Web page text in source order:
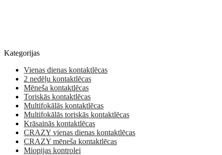
Kategorijas
Vienas dienas kontaktlēcas
2 nedēļu kontaktlēcas
Mēneša kontaktlēcas
Toriskās kontaktlēcas
Multifokālās kontaktlēcas
Multifokālās toriskās kontaktlēcas
Krāsainās kontaktlēcas
CRAZY vienas dienas kontaktlēcas
CRAZY mēneša kontaktlēcas
Miopijas kontrolei